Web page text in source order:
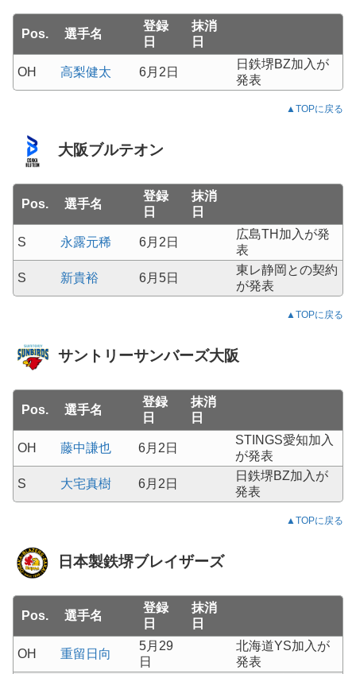
Pos. 選手名
登録
日
抹消
日
OH 高梨健太 6月2日
日鉄堺BZ加入が
発表
▲TOPに戻る
大阪ブルテオン
Pos. 選手名
登録
日
抹消
日
S 永露元稀 6月2日
広島TH加入が発
表
S 新貴裕 6月5日
東レ静岡との契約
が発表
▲TOPに戻る
サントリーサンバーズ大阪
Pos. 選手名
登録
日
抹消
日
OH 藤中謙也 6月2日
STINGS愛知加入
が発表
S 大宅真樹 6月2日
日鉄堺BZ加入が
発表
▲TOPに戻る
日本製鉄堺ブレイザーズ
Pos. 選手名
登録
日
抹消
日
OH 重留日向
5月29
日
北海道YS加入が
発表